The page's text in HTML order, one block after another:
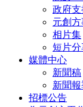
政府支
元創
相片集
短片分
媒體中心
新聞稿
新聞
招標公告